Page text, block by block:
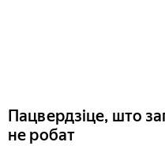
Пацвердзіце, што
не робат